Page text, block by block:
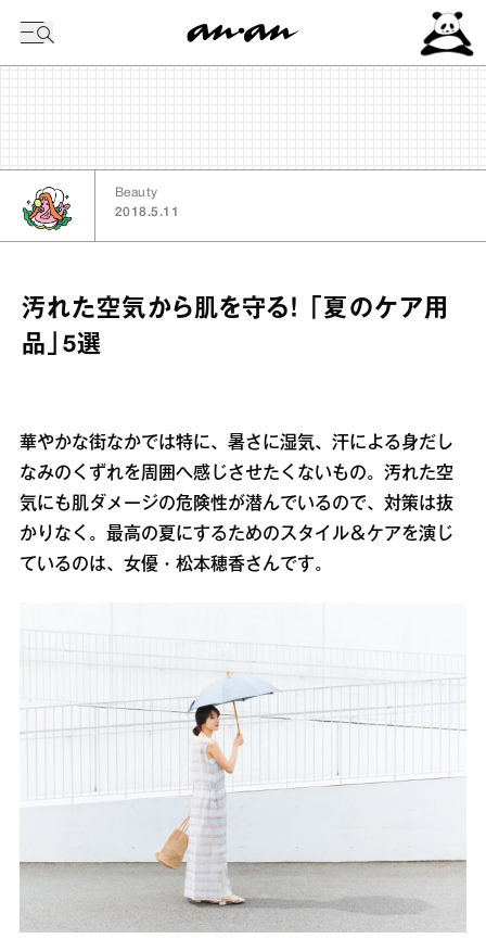
Beauty
2018.5.11
汚れた空気から肌を守る！ 「夏のケア用
品」5選
華やかな街なかでは特に、暑さに湿気、汗による身だし
なみのくずれを周囲へ感じさせたくないもの。汚れた空
気にも肌ダメージの危険性が潜んでいるので、対策は抜
かりなく。最高の夏にするためのスタイル＆ケアを演じ
ているのは、女優・松本穂香さんです。